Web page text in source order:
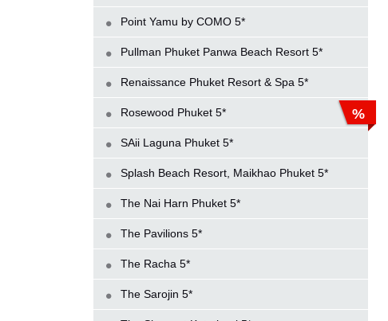
Point Yamu by COMO 5*
Pullman Phuket Panwa Beach Resort 5*
Renaissance Phuket Resort & Spa 5*
Rosewood Phuket 5*
SAii Laguna Phuket 5*
Splash Beach Resort, Maikhao Phuket 5*
The Nai Harn Phuket 5*
The Pavilions 5*
The Racha 5*
The Sarojin 5*